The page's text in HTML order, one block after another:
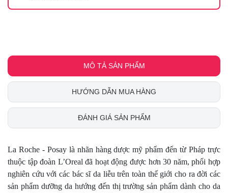
MÔ TẢ SẢN PHẨM
HƯỚNG DẪN MUA HÀNG
ĐÁNH GIÁ SẢN PHẨM
La Roche - Posay là nhãn hàng dược mỹ phẩm đến từ Pháp trực
thuộc tập đoàn L’Oreal đã hoạt động được hơn 30 năm, phối hợp
nghiên cứu với các bác sĩ da liễu trên toàn thế giới cho ra đời các
sản phẩm dưỡng da hướng đến thị trường sản phẩm dành cho da